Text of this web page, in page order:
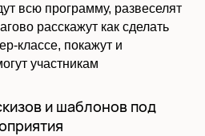
всю программу, развеселят
расскажут как сделать
классе, покажут и
участникам
и шаблонов под